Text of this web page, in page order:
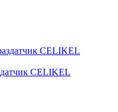
CELIKEL